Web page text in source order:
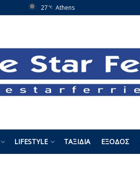
27 °C Athens
LIFESTYLE ΤΑΞΊΔΙΑ ΈΞΟΔΟΣ